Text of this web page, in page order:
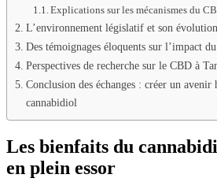
Explications sur les mécanismes du
L’environnement législatif et son évolution
Des témoignages éloquents sur l’impact
Perspectives de recherche sur le CBD à
Conclusion des échanges : créer un avenir
cannabidiol
Les bienfaits du
en plein essor